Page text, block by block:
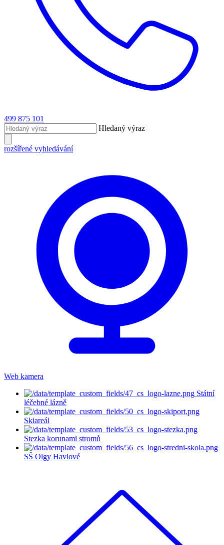
499 875 101
Hledaný výraz
rozšířené vyhledávání
Web kamera
Státní
léčebné lázně
Skiareál
Stezka korunami stromů
SŠ Olgy Havlové